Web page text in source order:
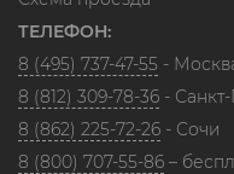
ТЕЛЕФОН:
8 (495) 737-47-55 -
8 (812) 309-78-36 -
8 (862) 225-72-26 - Сочи
8 (800) 707-55-86 –